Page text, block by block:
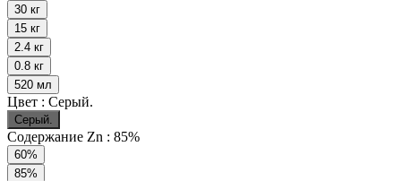
30 кг
15 кг
2.4 кг
0.8 кг
520 мл
Цвет : Серый.
Серый.
Содержание Zn : 85%
60%
85%